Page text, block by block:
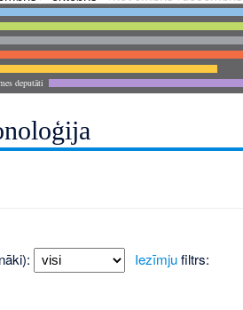
deputāti
Iezīmjufiltrs: